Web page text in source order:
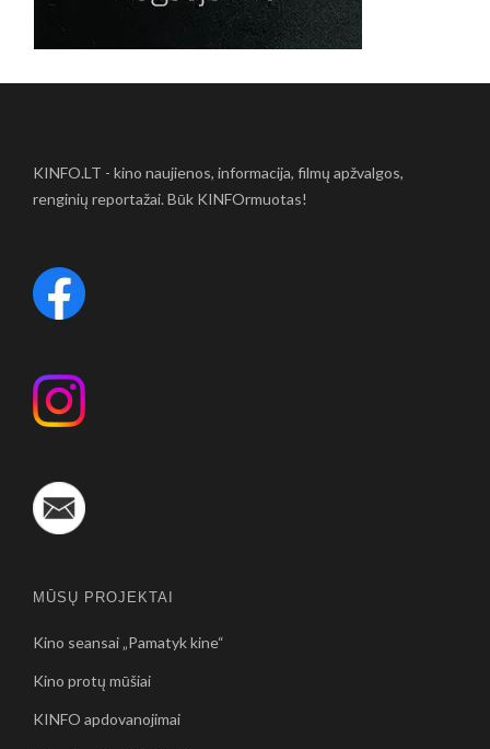
KINFO.LT - kino naujienos, informacija, filmų apžvalgos,
renginių reportažai. Būk KINFOrmuotas!
MŪSŲ PROJEKTAI
Kino seansai „Pamatyk kine“
Kino protų mūšiai
KINFO apdovanojimai